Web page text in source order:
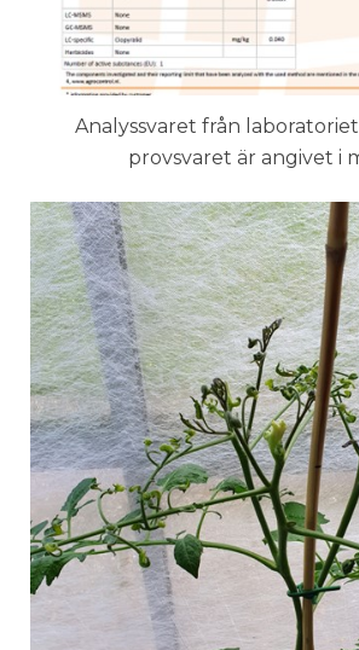
Analyssvaret från
provsvaret är angivet i